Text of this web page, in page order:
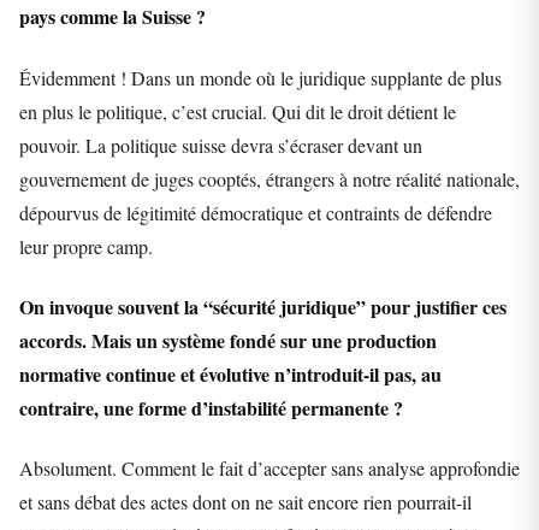
pays comme la Suisse ?
Évidemment ! Dans un monde où le juridique supplante de plus
en plus le politique, c’est crucial. Qui dit le droit détient le
pouvoir. La politique suisse devra s’écraser devant un
gouvernement de juges cooptés, étrangers à notre réalité nationale,
dépourvus de légitimité démocratique et contraints de défendre
leur propre camp.
On invoque souvent la “sécurité juridique” pour justifier ces
accords. Mais un système fondé sur une production
normative continue et évolutive n’introduit-il pas, au
contraire, une forme d’instabilité permanente ?
Absolument. Comment le fait d’accepter sans analyse approfondie
et sans débat des actes dont on ne sait encore rien pourrait-il